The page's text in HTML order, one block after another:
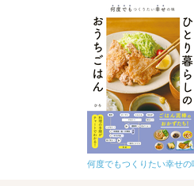
何度でもつくりたい幸せ